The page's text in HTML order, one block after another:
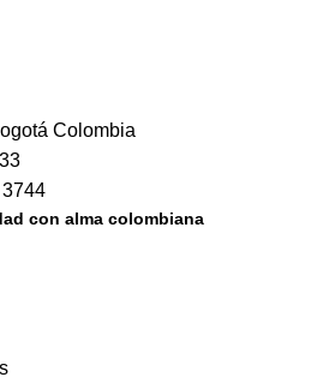
Colombia
con alma colombiana